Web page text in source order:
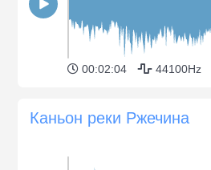
00:02:04 44100Hz
Каньон реки Ржечина